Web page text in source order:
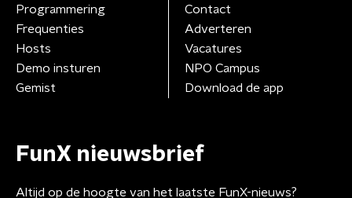
Programmering
Frequenties
Hosts
Demo insturen
Gemist
Contact
Adverteren
Vacatures
NPO Campus
Download de app
FunX nieuwsbrief
Altijd op de hoogte van het laatste FunX-nieuws?